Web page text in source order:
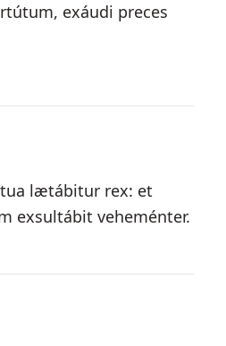
exáudi preces
lætábitur rex: et
exsultábit veheménter.